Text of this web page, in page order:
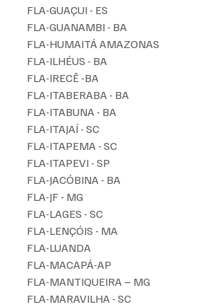
FLA-GUAÇUI - ES
FLA-GUANAMBI - BA
FLA-HUMAITÁ AMAZONAS
FLA-ILHÉUS - BA
FLA-IRECÊ -BA
FLA-ITABERABA - BA
FLA-ITABUNA - BA
FLA-ITAJAÍ - SC
FLA-ITAPEMA - SC
FLA-ITAPEVI - SP
FLA-JACÓBINA - BA
FLA-JF - MG
FLA-LAGES - SC
FLA-LENÇÓIS - MA
FLA-LUANDA
FLA-MACAPÁ-AP
FLA-MANTIQUEIRA – MG
FLA-MARAVILHA - SC